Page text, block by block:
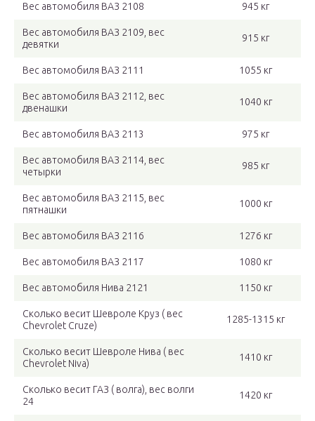
Вес автомобиля ВАЗ 2108 945 кг
Вес автомобиля ВАЗ 2109, вес
девятки
915 кг
Вес автомобиля ВАЗ 2111 1055 кг
Вес автомобиля ВАЗ 2112, вес
двенашки
1040 кг
Вес автомобиля ВАЗ 2113 975 кг
Вес автомобиля ВАЗ 2114, вес
четырки
985 кг
Вес автомобиля ВАЗ 2115, вес
пятнашки
1000 кг
Вес автомобиля ВАЗ 2116 1276 кг
Вес автомобиля ВАЗ 2117 1080 кг
Вес автомобиля Нива 2121 1150 кг
Сколько весит Шевроле Круз ( вес
Chevrolet Cruze)
1285-1315 кг
Сколько весит Шевроле Нива ( вес
Chevrolet Niva)
1410 кг
Сколько весит ГАЗ ( волга), вес волги
24
1420 кг